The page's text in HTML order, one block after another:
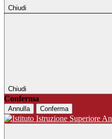
Chiudi
Chiudi
Conferma
Annulla Conferma